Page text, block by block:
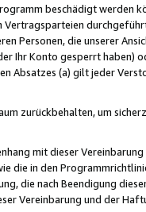
beschädigt werden
Vertragsparteien
Personen, die unserer
Ihr Konto gesperrt haben)
Absatzes (a) gilt jeder
zurückbehalten, um
mit dieser
die in den
die nach Beendigung
Vereinbarung und der